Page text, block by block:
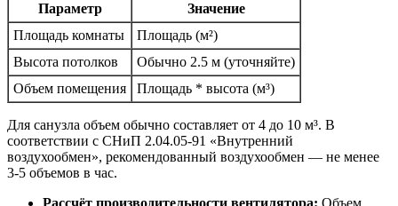
Параметр
Значение
Площадь комнаты
Площадь (м²)
Высота потолков
Обычно 2.5 м (уточняйте)
Объем помещения
Площадь * высота (м³)
Для санузла объем обычно составляет от 4 до 10 м³. В
соответствии с СНиП 2.04.05-91 «Внутренний
воздухообмен», рекомендованный воздухообмен — не менее
3-5 объемов в час.